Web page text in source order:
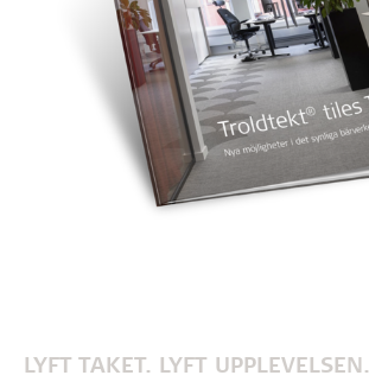
LYFT TAKET. LYFT UPPLEVELSEN.